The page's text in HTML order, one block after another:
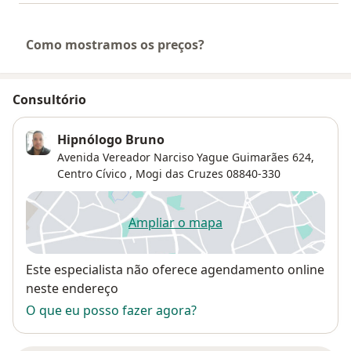
Como mostramos os preços?
Consultório
Hipnólogo Bruno
Avenida Vereador Narciso Yague Guimarães 624,
Centro Cívico , Mogi das Cruzes 08840-330
Ampliar o mapaabre num novo separador
Disponibilidade
Este especialista não oferece agendamento online
neste endereço
O que eu posso fazer agora?